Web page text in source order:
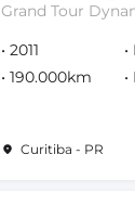
Grand Tour
2011
190.000km
Curitiba - PR